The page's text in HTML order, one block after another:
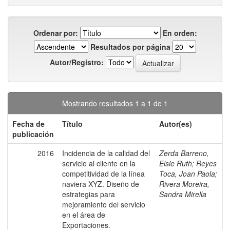
Ordenar por:
En orden:
Resultados por página
Autor/Registro:
Mostrando resultados 1 a 1 de 1
Fecha de
publicación
Título Autor(es)
2016
Incidencia de la calidad del
servicio al cliente en la
competitividad de la línea
naviera XYZ. Diseño de
estrategias para
mejoramiento del servicio
en el área de
Exportaciones.
Zerda Barreno,
Elsie Ruth; Reyes
Toca, Joan Paola;
Rivera Moreira,
Sandra Mirella